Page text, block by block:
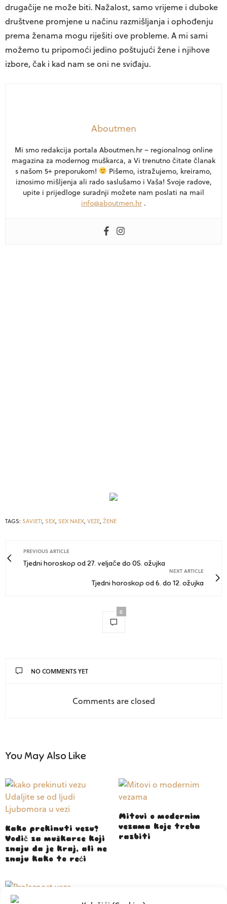
drugačije ne može biti. Nažalost, samo vrijeme i duboke
društvene promjene u načinu razmišljanja i ophođenju
prema ženama mogu riješiti ove probleme. A mi sami
možemo tu pripomoći jedino poštujući žene i njihove
izbore, čak i kad nam se oni ne sviđaju.
Aboutmen
Mi smo redakcija portala Aboutmen.hr – regionalnog online
magazina za modernog muškarca, a Vi trenutno čitate članak
s našom 5+ preporukom!
Pišemo, istražujemo, kreiramo,
iznosimo mišljenja ali rado saslušamo i Vaša! Svoje radove,
upite i prijedloge suradnji možete nam poslati na mail
info@aboutmen.hr .
TAGS: SAVJETI, SEX, SEX NAEX, VEZE, ŽENE
PREVIOUS ARTICLE
Tjedni horoskop od 27. veljače do 05. ožujka
NEXT ARTICLE
Tjedni horoskop od 6. do 12. ožujka
0
NO COMMENTS YET
Comments are closed
You May Also Like
Kako prekinuti vezu?
Vodič za muškarce koji
znaju da je kraj, ali ne
znaju kako to reći
Mitovi o modernim
vezama koje treba
razbiti